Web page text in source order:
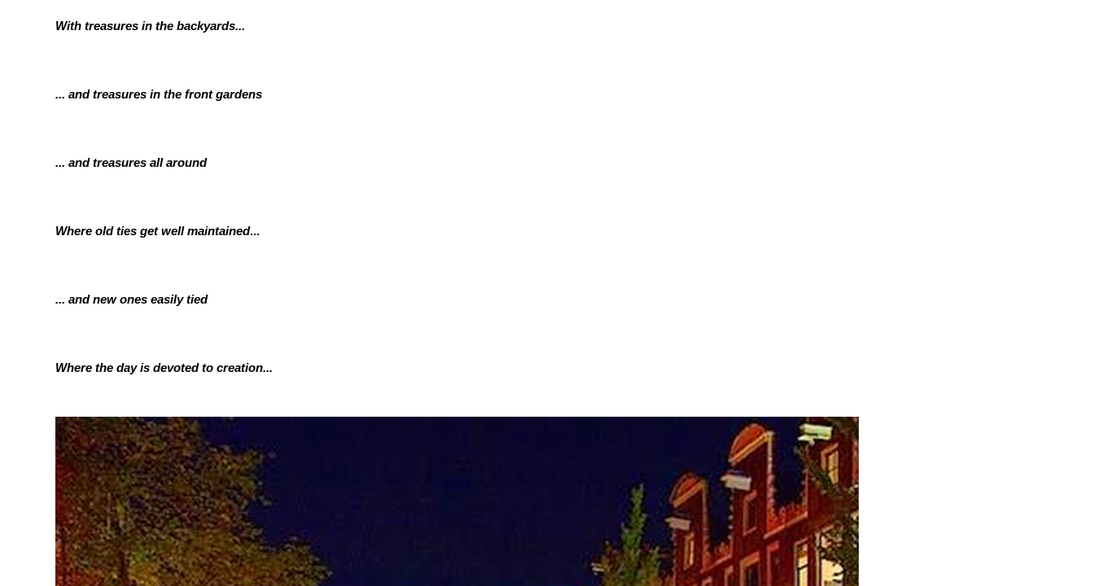
With treasures in the backyards...
... and treasures in the front gardens
... and treasures all around
Where old ties get well maintained...
... and new ones easily tied
Where the day is devoted to creation...